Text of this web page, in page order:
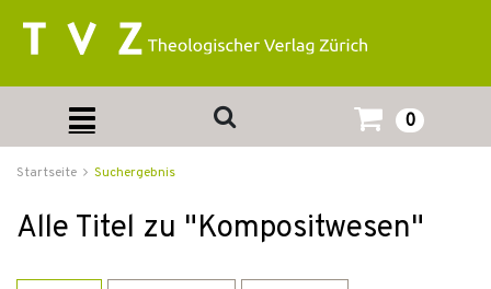
0
Startseite Suchergebnis
Alle Titel zu "Kompositwesen"